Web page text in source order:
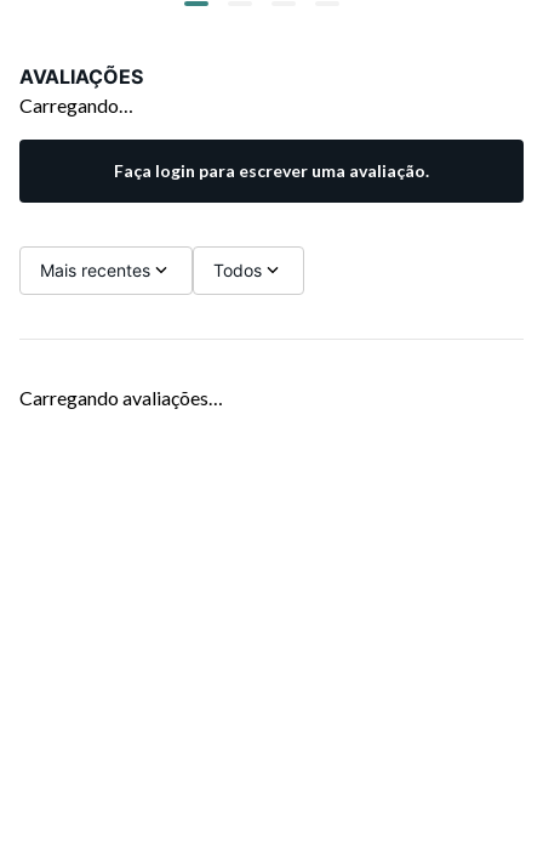
AVALIAÇÕES
Carregando…
Faça login para escrever uma avaliação.
Mais recentes Todos
Carregando avaliações…